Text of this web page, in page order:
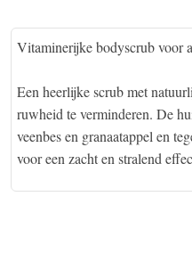
Vitaminerijke bodyscrub voor
Een heerlijke scrub met
ruwheid te verminderen. De
veenbes en granaatappel en
voor een zacht en stralend